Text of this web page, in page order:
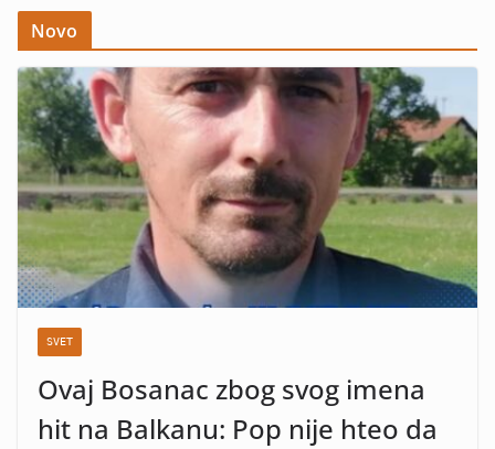
Novo
SVET
Ovaj Bosanac zbog svog imena
hit na Balkanu: Pop nije hteo da